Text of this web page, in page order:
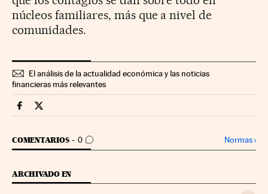
núcleos familiares, más que a nivel de
comunidades.
El análisis de la actualidad económica y las noticias
financieras más relevantes
Economia Cinco Días en Facebook
Economia Cinco Días en Twitter
COMENTARIOS 0
IR A LOS COMENTARIOS Normas›
ARCHIVADO EN